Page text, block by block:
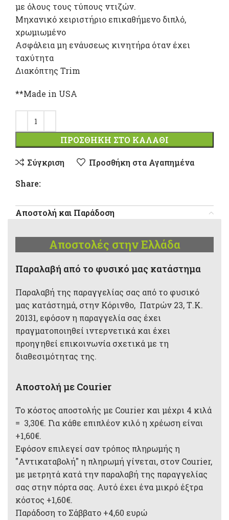
με όλους τους τύπους ντιζών.
Μηχανικό χειριστήριο επικαθήμενο διπλό,
χρωμιωμένο
Ασφάλεια μη ενάυσεως κινητήρα όταν έχει
ταχύτητα
Διακόπτης Trim
**Made in USA
ΠΡΟΣΘΉΚΗ ΣΤΟ ΚΑΛΆΘΙ
Σύγκριση
Προσθήκη στα Αγαπημένα
Share:
Αποστολή και Παράδοση
Αποστολές στην Ελλάδα
Παραλαβή από το φυσικό μας κατάστημα
Παραλαβή της παραγγελίας σας από το φυσικό
μας κατάστημά, στην Κόρινθο, Πατρών 23, Τ.Κ.
20131, εφόσον η παραγγελία σας έχει
πραγματοποιηθεί ιντερνετικά και έχει
προηγηθεί επικοινωνία σχετικά με τη
διαθεσιμότητας της.
Αποστολή με Courier
Το κόστος αποστολής με Courier και μέχρι 4 κιλά
= 3,30€. Για κάθε επιπλέον κιλό η χρέωση είναι
+1,60€.
Εφόσον επιλεγεί σαν τρόπος πληρωμής η
"Αντικαταβολή" η πληρωμή γίνεται, στον Courier,
με μετρητά κατά την παραλαβή της παραγγελίας
σας στην πόρτα σας. Αυτό έχει ένα μικρό έξτρα
κόστος +1,60€.
Παράδοση το Σάββατο +4,60 ευρώ